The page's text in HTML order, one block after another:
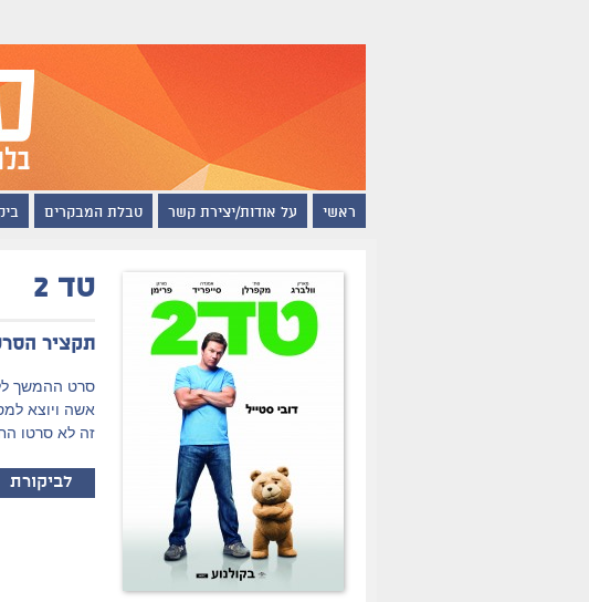
ראשי על אודות/יצירת קשר טבלת המבקרים
טד 2
תקציר
אשה ויוצא
זה לא סרטו
לביקורת